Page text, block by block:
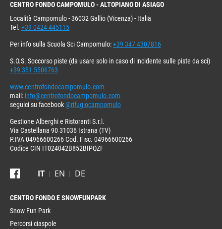
CENTRO FONDO CAMPOMULO - ALTOPIANO DI ASIAGO
Località Campomulo - 36032 Gallio (Vicenza) - Italia
Tel. +39 0424 445115
Per info sulla Scuola Sci Campomulo:+39 347 4307816
S.O.S. Soccorso piste (da usare solo in caso di incidente sulle piste da sci)
+39 351 5506763
www.centrofondocampomulo.com
mail: info@centrofondocampomulo.com
seguici su facebook@rifugiocampomulo
Gestione Alberghi e Ristoranti S.r.l.
Via Castellana 90 31036 Istrana (TV)
P.IVA 04966600266 Cod. Fisc. 04966600266
Codice CIN IT024042B852BIPQZF
IT EN DE
CENTRO FONDO
Snow Fun Park
Percorsi ciaspole